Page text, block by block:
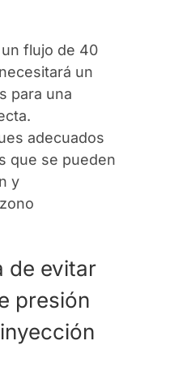
flujo de 40
un
para una
adecuados
que se pueden
y
de evitar
presión